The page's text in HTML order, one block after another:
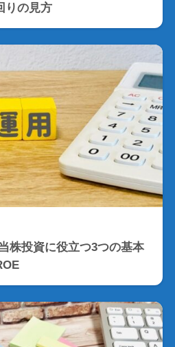
りの見方
株投資に役立つ3つの基本